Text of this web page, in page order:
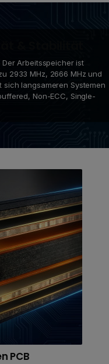
& Stabilität
Der Arbeitsspeicher ist
2933 MHz, 2666 MHz und
sich langsameren Systemen
Non-ECC, Single-
PCB